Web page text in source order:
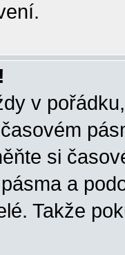
v
si
a
Takže